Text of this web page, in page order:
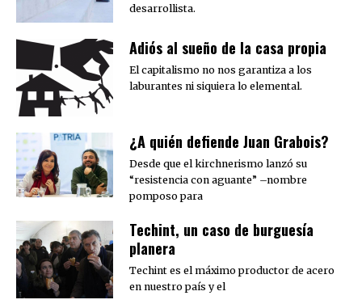
desarrollista.
Adiós al sueño de la casa propia
El capitalismo no nos garantiza a los
laburantes ni siquiera lo elemental.
¿A quién defiende Juan Grabois?
Desde que el kirchnerismo lanzó su
“resistencia con aguante” –nombre
pomposo para
Techint, un caso de burguesía
planera
Techint es el máximo productor de acero
en nuestro país y el